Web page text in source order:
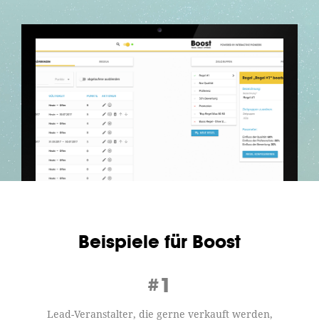
Beispiele für Boost
#1
Lead-Veranstalter, die gerne verkauft werden,